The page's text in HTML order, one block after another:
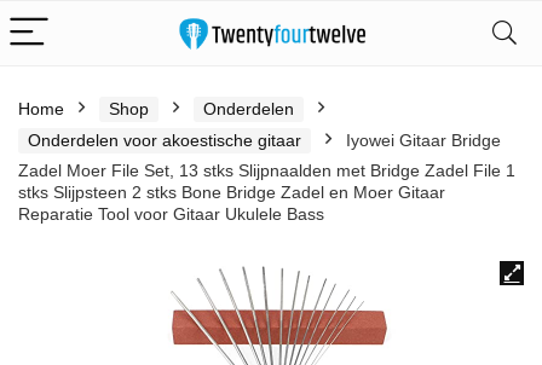
Home Shop
Onderdelen
Onderdelen voor akoestische gitaar
Iyowei Gitaar Bridge
Zadel Moer File Set, 13 stks Slijpnaalden met Bridge Zadel File 1
stks Slijpsteen 2 stks Bone Bridge Zadel en Moer Gitaar
Reparatie Tool voor Gitaar Ukulele Bass